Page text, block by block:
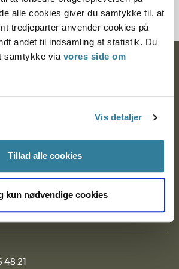
alle cookies giver du samtykke til, at
tredjeparter anvender cookies på
andet til indsamling af statistik. Du
samtykke via vores side om
Vis detaljer
Tillad alle cookies
kun nødvendige cookies
48 21